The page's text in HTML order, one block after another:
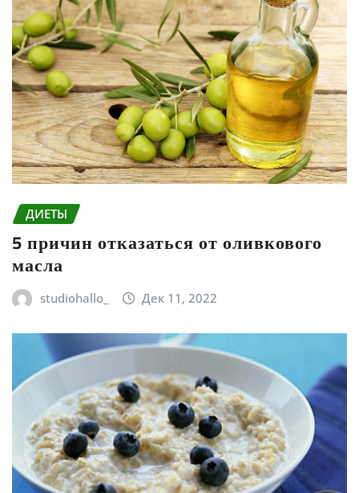
ДИЕТЫ
5 причин отказаться от оливкового
масла
studiohallo_ Дек 11, 2022